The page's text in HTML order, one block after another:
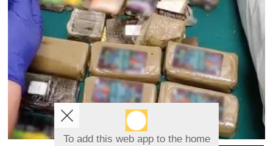
To add this web app to the home